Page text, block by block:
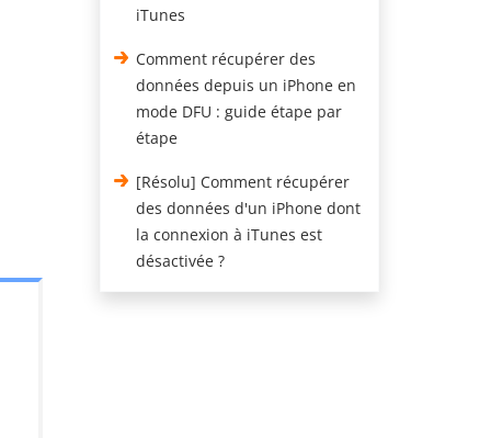
iTunes
Comment récupérer des
données depuis un iPhone en
mode DFU : guide étape par
étape
[Résolu] Comment récupérer
des données d'un iPhone dont
la connexion à iTunes est
désactivée ?